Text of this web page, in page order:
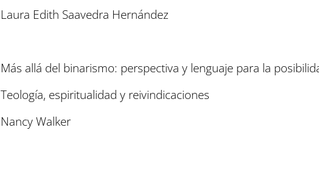
Laura Edith Saavedra Hernández
Más allá del binarismo: perspectiva y lenguaje para la
Teología, espiritualidad y reivindicaciones
Nancy Walker